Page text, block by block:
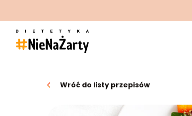
Wróć do listy przepisów